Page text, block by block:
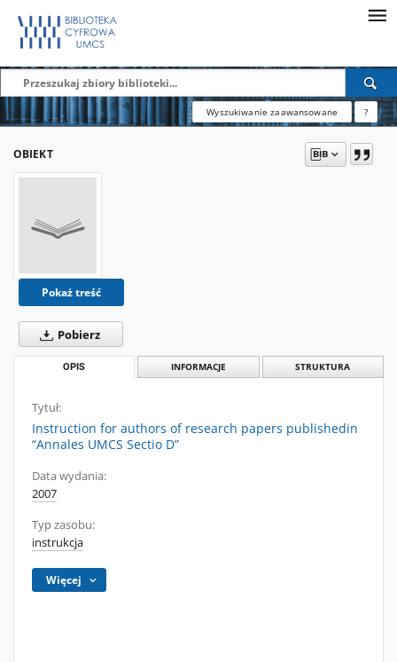
Wyszukiwanie zaawansowane ?
OBIEKT
Pokaż treść
Pobierz
OPIS INFORMACJE STRUKTURA
Tytuł:
Instruction for authors of research papers publishedin
“Annales UMCS Sectio D”
Data wydania:
2007
Typ zasobu:
instrukcja
Więcej